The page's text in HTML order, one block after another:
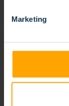
Marketing